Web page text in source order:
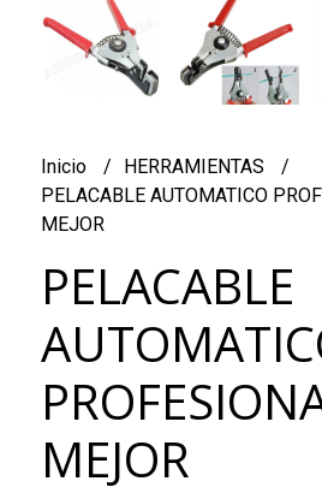
Inicio
HERRAMIENTAS
PELACABLE AUTOMATICO
MEJOR
PELACABLE
MEJOR